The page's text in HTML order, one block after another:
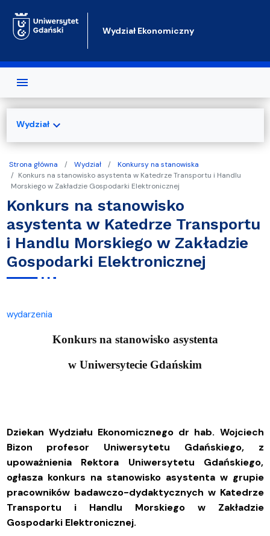
Wydział Ekonomiczny
Strona główna Wydział
Konkursy na stanowiska
Konkurs na stanowisko asystenta w Katedrze Transportu i Handlu
Morskiego w Zakładzie Gospodarki Elektronicznej
Konkurs na stanowisko
asystenta w Katedrze Transportu
i Handlu Morskiego w Zakładzie
Gospodarki Elektronicznej
wydarzenia
Konkurs na stanowisko asystenta
w Uniwersytecie Gdańskim
Dziekan Wydziału Ekonomicznego dr hab. Wojciech
Bizon profesor Uniwersytetu Gdańskiego, z
upoważnienia Rektora Uniwersytetu Gdańskiego,
ogłasza konkurs na stanowisko asystenta w grupie
pracowników badawczo-dydaktycznych w Katedrze
Transportu i Handlu Morskiego w Zakładzie
Gospodarki Elektronicznej.
Wydziałexpand_more